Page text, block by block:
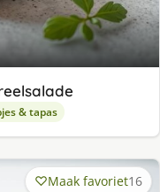
& tapas
Maak favoriet16